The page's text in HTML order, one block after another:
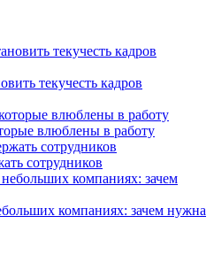
текучесть кадров
влюблены в работу
сотрудников
компаниях: зачем нужна